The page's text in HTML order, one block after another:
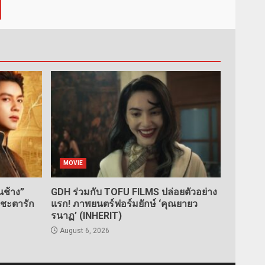
าง”
ะตารัก
MOVIE
GDH ร่วมกับ TOFU FILMS ปล่อยตัวอย่าง
แรก! ภาพยนตร์ฟอร์มยักษ์ ‘คุณยายว
รนาฏ’ (INHERIT)
August 6, 2026